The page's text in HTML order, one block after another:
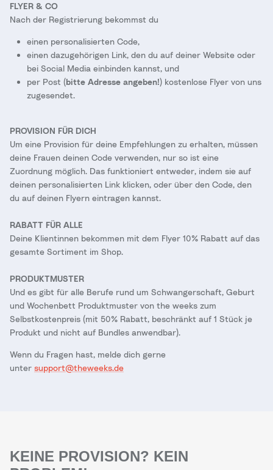
FLYER & CO
Nach der Registrierung bekommst du
einen personalisierten Code,
einen dazugehörigen Link, den du auf deiner Website oder
bei Social Media einbinden kannst, und
per Post (bitte Adresse angeben!) kostenlose Flyer von uns
zugesendet.
PROVISION FÜR DICH
Um eine Provision für deine Empfehlungen zu erhalten, müssen
deine Frauen deinen Code verwenden, nur so ist eine
Zuordnung möglich. Das funktioniert entweder, indem sie auf
deinen personalisierten Link klicken, oder über den Code, den
du auf deinen Flyern eintragen kannst.
RABATT FÜR ALLE
Deine Klientinnen bekommen mit dem Flyer 10% Rabatt auf das
gesamte Sortiment im Shop.
PRODUKTMUSTER
Und es gibt für alle Berufe rund um Schwangerschaft, Geburt
und Wochenbett Produktmuster von the weeks zum
Selbstkostenpreis (mit 50% Rabatt, beschränkt auf 1 Stück je
Produkt und nicht auf Bundles anwendbar).
Wenn du Fragen hast, melde dich gerne
unter support@theweeks.de
KEINE PROVISION? KEIN